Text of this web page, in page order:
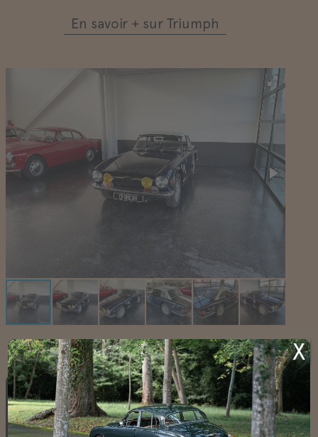
En savoir + sur Triumph
Châssis
La mise sur le pont confirme que les longerons, bâti
X